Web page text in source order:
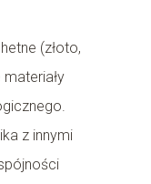
(złoto,
z innymi